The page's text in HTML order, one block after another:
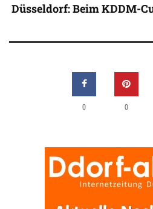
Düsseldorf: Beim KDDM-
0 0